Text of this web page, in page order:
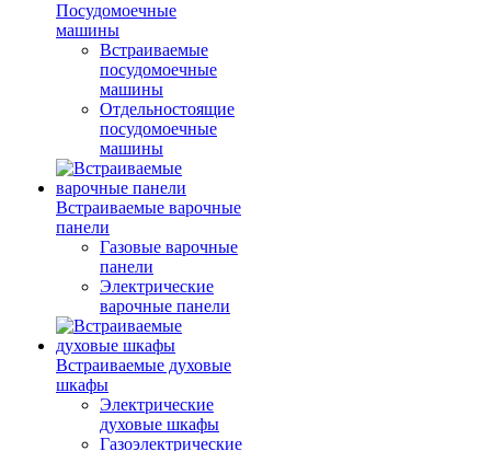
Посудомоечные
машины
Встраиваемые
посудомоечные
машины
Отдельностоящие
посудомоечные
машины
Встраиваемые варочные
панели
Газовые варочные
панели
Электрические
варочные панели
Встраиваемые духовые
шкафы
Электрические
духовые шкафы
Газоэлектрические